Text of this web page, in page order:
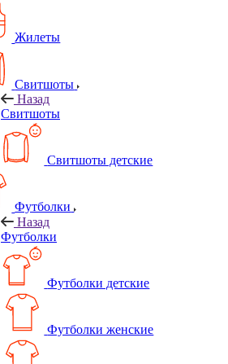
Жилеты
Свитшоты
Назад
Свитшоты
Свитшоты детские
Футболки
Назад
Футболки
Футболки детские
Футболки женские